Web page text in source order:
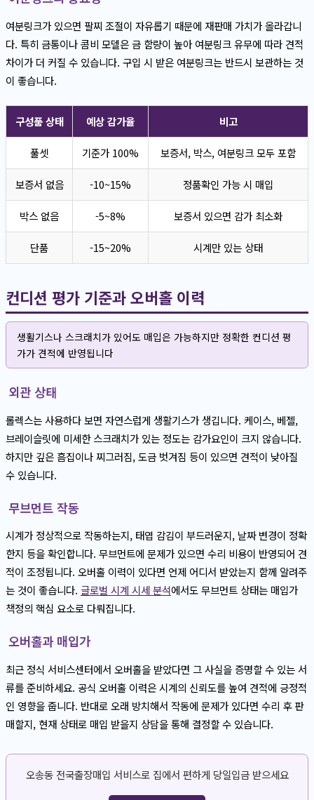
여분링크가 있으면 팔찌 조절이 자유롭기 때문에 재판매 가치가 올라갑니
다. 특히 금통이나 콤비 모델은 금 함량이 높아 여분링크 유무에 따라 견적
차이가 더 커질 수 있습니다. 구입 시 받은 여분링크는 반드시 보관하는 것
이 좋습니다.
구성품 상태 예상 감가율 비고
풀셋 기준가 100% 보증서, 박스, 여분링크 모두 포함
보증서 없음 -10~15% 정품확인 가능 시 매입
박스 없음 -5~8% 보증서 있으면 감가 최소화
단품 -15~20% 시계만 있는 상태
컨디션 평가 기준과 오버홀 이력
생활기스나 스크래치가 있어도 매입은 가능하지만 정확한 컨디션 평
가가 견적에 반영됩니다
외관 상태
롤렉스는 사용하다 보면 자연스럽게 생활기스가 생깁니다. 케이스, 베젤,
브레이슬릿에 미세한 스크래치가 있는 정도는 감가요인이 크지 않습니다.
하지만 깊은 흠집이나 찌그러짐, 도금 벗겨짐 등이 있으면 견적이 낮아질
수 있습니다.
무브먼트 작동
시계가 정상적으로 작동하는지, 태엽 감김이 부드러운지, 날짜 변경이 정확
한지 등을 확인합니다. 무브먼트에 문제가 있으면 수리 비용이 반영되어 견
적이 조정됩니다. 오버홀 이력이 있다면 언제 어디서 받았는지 함께 알려주
는 것이 좋습니다. 글로벌 시계 시세 분석에서도 무브먼트 상태는 매입가
책정의 핵심 요소로 다뤄집니다.
오버홀과 매입가
최근 정식 서비스센터에서 오버홀을 받았다면 그 사실을 증명할 수 있는 서
류를 준비하세요. 공식 오버홀 이력은 시계의 신뢰도를 높여 견적에 긍정적
인 영향을 줍니다. 반대로 오래 방치해서 작동에 문제가 있다면 수리 후 판
매할지, 현재 상태로 매입 받을지 상담을 통해 결정할 수 있습니다.
오송동 전국출장매입 서비스로 집에서 편하게 당일입금 받으세요